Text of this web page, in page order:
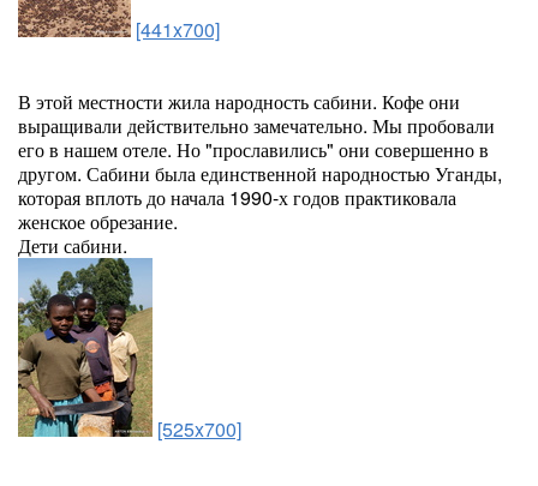
[441x700]
В этой местности жила народность сабини. Кофе они
выращивали действительно замечательно. Мы пробовали
его в нашем отеле. Но "прославились" они совершенно в
другом. Сабини была единственной народностью Уганды,
которая вплоть до начала 1990-х годов практиковала
женское обрезание.
Дети сабини.
[525x700]